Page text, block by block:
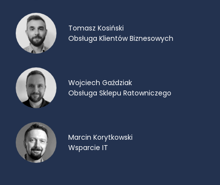
Tomasz Kosiński
Obsługa Klientów Biznesowych
Wojciech Gaździak
Obsługa Sklepu Ratowniczego
Marcin Korytkowski
Wsparcie IT